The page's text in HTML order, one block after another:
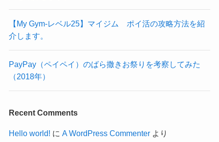
【My Gym-レベル25】マイジム ポイ活の攻略方法を紹
介します。
PayPay（ペイペイ）のばら撒きお祭りを考察してみた
（2018年）
Recent Comments
Hello world! に A WordPress Commenterより